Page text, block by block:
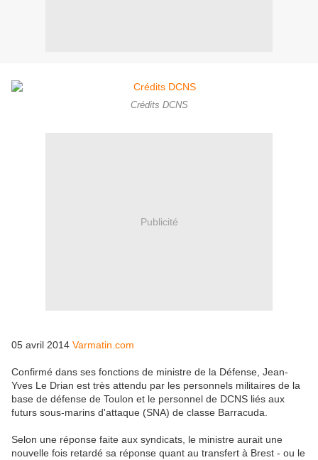
Crédits DCNS
Publicité
05 avril 2014 Varmatin.com
Confirmé dans ses fonctions de ministre de la Défense, Jean-
Yves Le Drian est très attendu par les personnels militaires de la
base de défense de Toulon et le personnel de DCNS liés aux
futurs sous-marins d'attaque (SNA) de classe Barracuda.
Selon une réponse faite aux syndicats, le ministre aurait une
nouvelle fois retardé sa réponse quant au transfert à Brest - ou le